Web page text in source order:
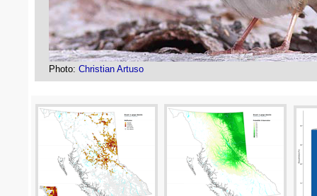
Photo: Christian Artuso